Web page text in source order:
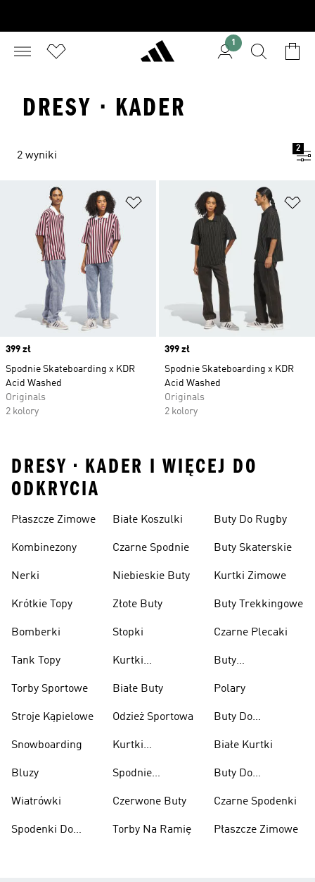
1
DRESY · KADER
2 wyniki
2
Dodaj do listy życzeń
Price
399 zł
Spodnie Skateboarding x KDR
Acid Washed
Originals
2 kolory
Price
399 zł
Spodnie Skateboarding x KDR
Acid Washed
Originals
2 kolory
DRESY • KADER I WIĘCEJ DO
ODKRYCIA
Płaszcze Zimowe
Kombinezony
Nerki
Krótkie Topy
Bomberki
Tank Topy
Torby Sportowe
Stroje Kąpielowe
Snowboarding
Bluzy
Wiatrówki
Spodenki Do
Białe Koszulki
Czarne Spodnie
Niebieskie Buty
Złote Buty
Stopki
Kurtki
Białe Buty
Odzież Sportowa
Kurtki
Spodnie
Czerwone Buty
Torby Na Ramię
Buty Do Rugby
Buty Skaterskie
Kurtki Zimowe
Buty Trekkingowe
Czarne Plecaki
Buty
Polary
Buty Do
Ciężarów
Białe Kurtki
Buty Do
Czarne Spodenki
Płaszcze Zimowe